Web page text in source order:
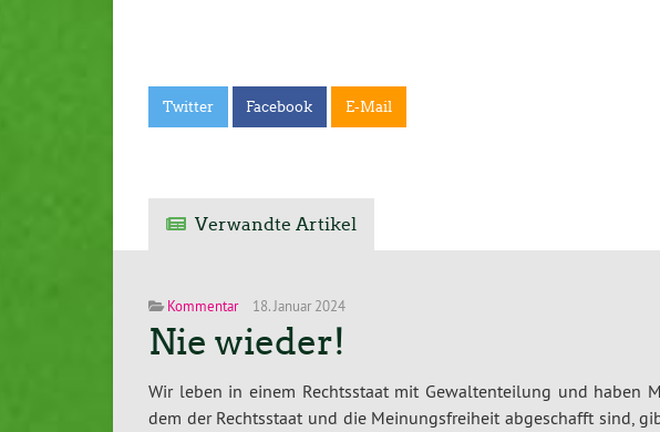
Twitter Facebook E-Mail
Verwandte Artikel
Kommentar 18. Januar 2024
Nie wieder!
Wir leben in einem Rechtsstaat mit Gewaltenteilung und haben
dem der Rechtsstaat und die Meinungsfreiheit abgeschafft sind,